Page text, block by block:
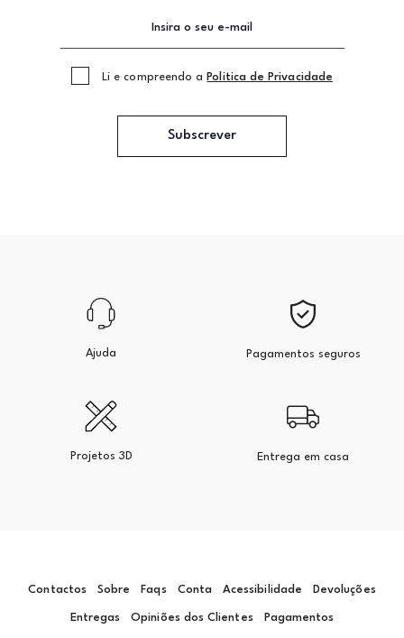
Li e compreendo a Politica de Privacidade
Subscrever
Ajuda Pagamentos seguros
Projetos 3D Entrega em casa
Contactos Sobre Faqs Conta Acessibilidade Devoluções
Entregas Opiniões dos Clientes Pagamentos